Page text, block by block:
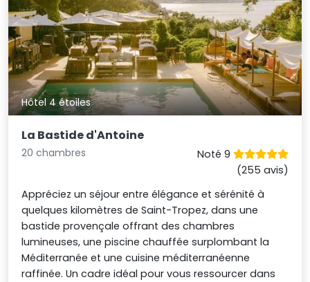
Hôtel 4 étoiles
La Bastide d'Antoine
20 chambres
Noté 9
(255 avis)
Appréciez un séjour entre élégance et sérénité à
quelques kilomètres de Saint-Tropez, dans une
bastide provençale offrant des chambres
lumineuses, une piscine chauffée surplombant la
Méditerranée et une cuisine méditerranéenne
raffinée. Un cadre idéal pour vous ressourcer dans